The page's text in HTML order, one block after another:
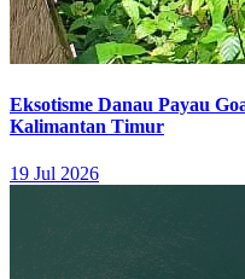
Eksotisme Danau Payau
Kalimantan Timur
19 Jul 2026